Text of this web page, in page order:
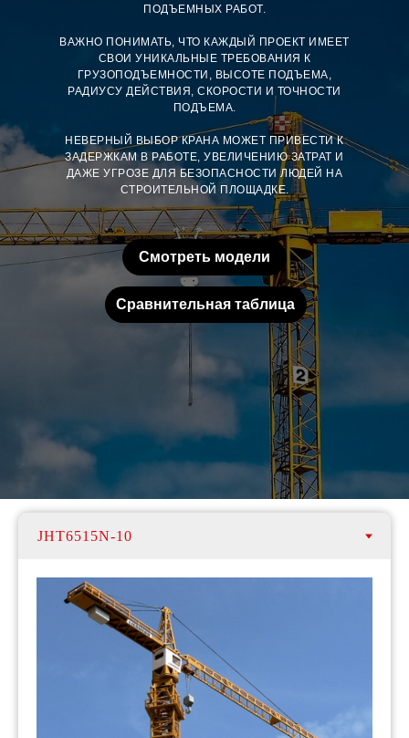
ПОДЪЕМНЫХ РАБОТ.
ВАЖНО ПОНИМАТЬ, ЧТО КАЖДЫЙ ПРОЕКТ ИМЕЕТ
СВОИ УНИКАЛЬНЫЕ ТРЕБОВАНИЯ К
ГРУЗОПОДЪЕМНОСТИ, ВЫСОТЕ ПОДЪЕМА,
РАДИУСУ ДЕЙСТВИЯ, СКОРОСТИ И ТОЧНОСТИ
ПОДЪЕМА.
НЕВЕРНЫЙ ВЫБОР КРАНА МОЖЕТ ПРИВЕСТИ К
ЗАДЕРЖКАМ В РАБОТЕ, УВЕЛИЧЕНИЮ ЗАТРАТ И
ДАЖЕ УГРОЗЕ ДЛЯ БЕЗОПАСНОСТИ ЛЮДЕЙ НА
СТРОИТЕЛЬНОЙ ПЛОЩАДКЕ.
Смотреть модели
Сравнительная таблица